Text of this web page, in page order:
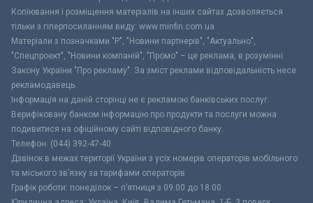
Копіювання і розміщення матеріалів на інших сайтах дозволяється
тільки з гіперпосиланням виду: www.minfin.com.ua
Матеріали з позначками "Р", "Новини партнерів", "Актуально",
"Спецпроект", "Новини компаній", "Промо" – це реклама, в розумінні
Закону України "Про рекламу". За зміст реклами відповідальність несе
рекламодавець.
Інформація на даній сторінці не є рекламою банківських послуг.
Верифіковану банком інформацію про продукти та послуги можна
подивитися на офіційному сайті відповідного банку.
Телефон: (044) 392-47-40
Дзвінок в межах території України з усіх номерів операторів мобільного
та міського зв’язку за тарифами операторів
Графік роботи: понеділок – п’ятниця з 09:00 до 18:00